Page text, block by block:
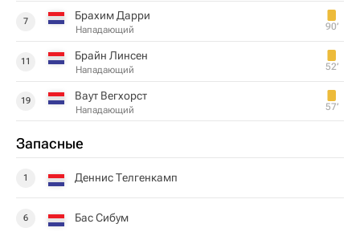
7 Брахим Дарри
Нападающий 90‎’‎
11 Брайн Линсен
Нападающий 52‎’‎
19 Ваут Вегхорст
Нападающий 57‎’‎
Запасные
1 Деннис Телгенкамп
6 Бас Сибум